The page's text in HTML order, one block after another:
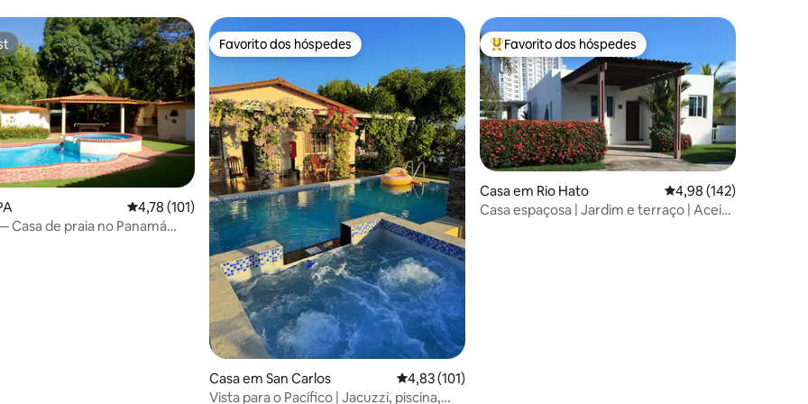
Classificação média de 4,78 em 5 estrelas, 101avaliações
4,78 (101)
Casa de praia no Panamá
Favorito dos hóspedes
Favorito dos hóspedes
Casa em San Carlos Classificação média de 4,83 em 5 estrelas, 101avaliações
4,83 (101)
Vista para o Pacífico | Jacuzzi, piscina,
Favoritos dos hóspedes mais apreciados
Favorito dos hóspedes
Casa em Rio Hato Classificação média
4,98 (142)
Casa espaçosa | Jardim e terraço | Aceita